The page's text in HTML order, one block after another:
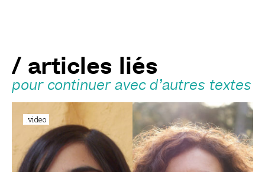
/ articles liés
pour continuer avec d’autres textes
.video